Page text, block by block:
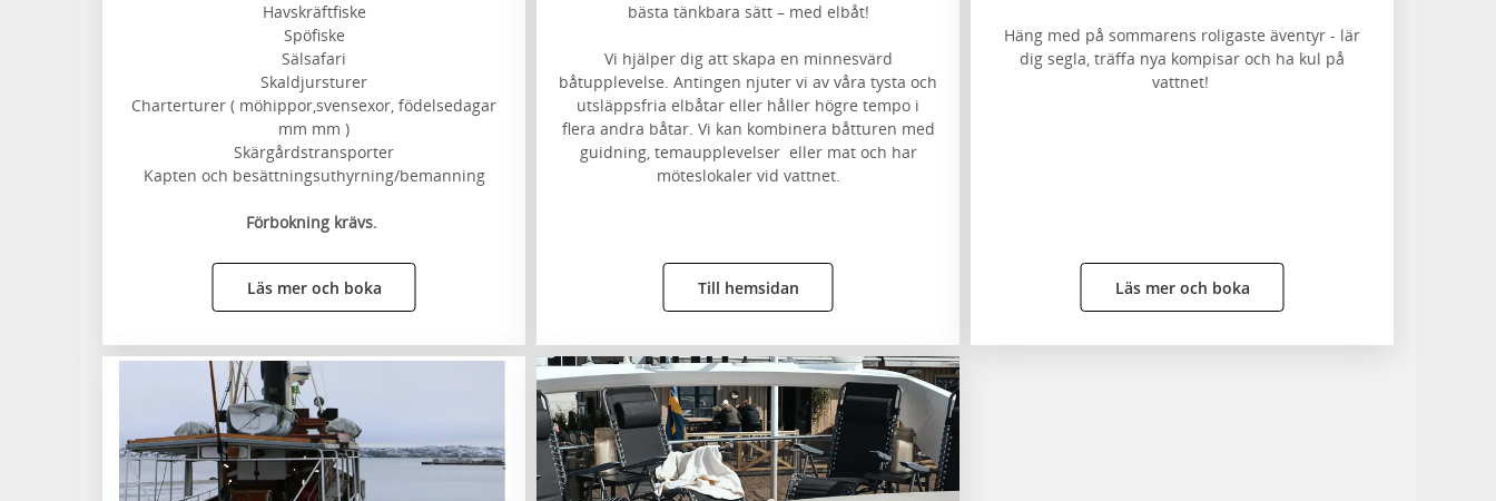
Havskräftfiske
Spöfiske
Sälsafari
Skaldjursturer
Charterturer ( möhippor,svensexor, födelsedagar
mm mm )
Skärgårdstransporter
Kapten och besättningsuthyrning/bemanning
Förbokning krävs.
Läs mer och boka
bästa tänkbara sätt – med elbåt!
Vi hjälper dig att skapa en minnesvärd
båtupplevelse. Antingen njuter vi av våra tysta och
utsläppsfria elbåtar eller håller högre tempo i
flera andra båtar. Vi kan kombinera båtturen med
guidning, temaupplevelser eller mat och har
möteslokaler vid vattnet.
Till hemsidan
Häng med på sommarens roligaste äventyr - lär
dig segla, träffa nya kompisar och ha kul på
vattnet!
Läs mer och boka